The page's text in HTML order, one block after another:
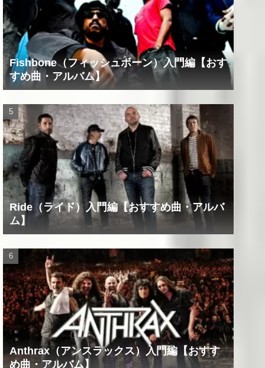
Fishbone（フィッシュボーン）入門編【おす
すめ曲・アルバム】
Ride（ライド）入門編【おすすめ曲・アルバ
ム】
Anthrax（アンスラックス）入門編【おすす
め曲・アルバム】